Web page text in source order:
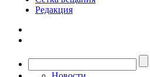
Редакция